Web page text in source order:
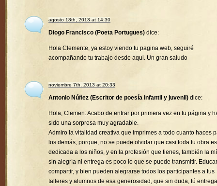
agosto 18th, 2013 at 14:30
Diogo Francisco (Poeta Portugues) dice:
Hola Clemente, ya estoy viendo tu pagina web, seguiré
acompañando tu trabajo desde aqui. Un gran saludo
noviembre 7th, 2013 at 20:33
Antonio Núñez (Escritor de poesía infantil y juvenil) dice:
Hola, Clemen: Acabo de entrar por primera vez en tu página y
sido una sorpresa muy agradable.
Admiro la vitalidad creativa que imprimes a todo cuanto haces
los demás, porque, no se puede olvidar que casi toda tu obra
dedicada a los niños, y en la profesión que tienes, también la
sin alegría ni entrega es poco lo que se puede transmitir.
compartir, y bien pueden alegrarse todos los participantes a tus
talleres y alumnos de esa generosidad, que sin duda, tú